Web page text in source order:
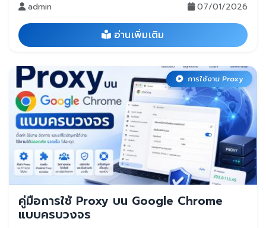
admin 07/01/2026
อ่านเพิ่มเติม
การใช้งาน Proxy
คู่มือการใช้ Proxy บน Google Chrome
แบบครบวงจร